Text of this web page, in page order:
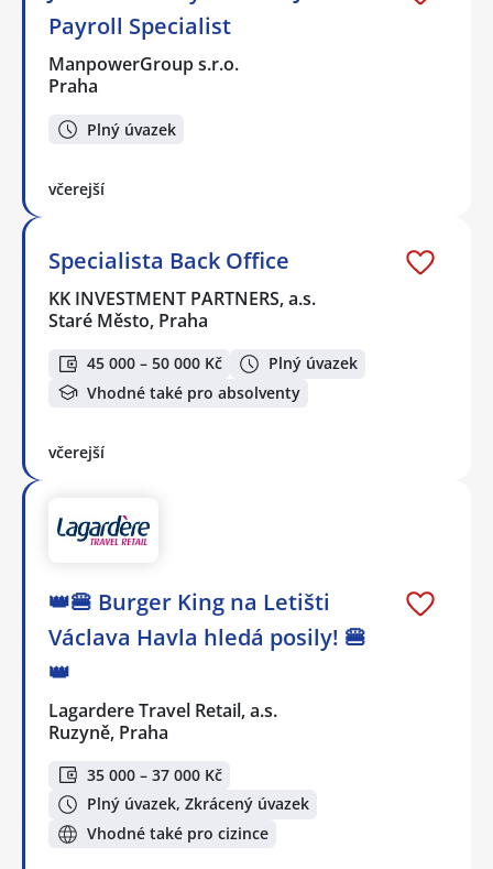
Payroll Specialist
ManpowerGroup s.r.o.
Praha
Plný úvazek
včerejší
Specialista Back Office
KK INVESTMENT PARTNERS, a.s.
Staré Město, Praha
45 000 – 50 000 Kč
Plný úvazek
Vhodné také pro absolventy
včerejší
👑🍔 Burger King na Letišti
Václava Havla hledá posily! 🍔
👑
Lagardere Travel Retail, a.s.
Ruzyně, Praha
35 000 – 37 000 Kč
Plný úvazek, Zkrácený úvazek
Vhodné také pro cizince